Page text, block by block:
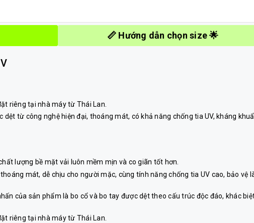
📏 Hướng dẫn chọn size 🌟
riêng tại nhà máy từ Thái Lan.
dệt từ công nghệ hiện đại, thoáng mát, có khả năng chống tia UV, kháng
lượng bề mặt vải luôn mềm mịn và co giãn tốt hơn.
mát, dễ chịu cho người mặc, cùng tính năng chống tia UV cao, bảo vệ
của sản phẩm là bo cổ và bo tay được dệt theo cấu trúc độc đáo, khác
riêng tại nhà máy từ Thái Lan.